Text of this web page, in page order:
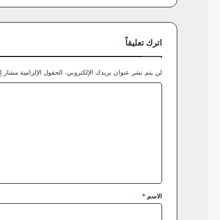
اترك تعليقاً
لن يتم نشر عنوان بريدك الإلكتروني. الحقول الإلزامية مشار
*
الاسم *